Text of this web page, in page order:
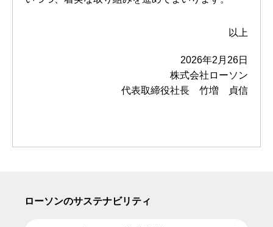
以上
2026年2月26日
株式会社ローソン
代表取締役社長 竹増 貞信
ローソンのサステナビリティ